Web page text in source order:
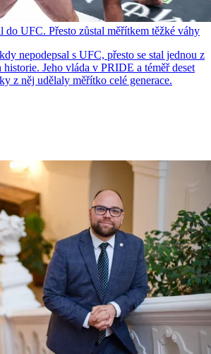
do UFC. Přesto zůstal měřítkem těžké váhy
nepodepsal s UFC, přesto se stal jednou z
Jeho vláda v PRIDE a téměř deset
z něj udělaly měřítko celé generace.